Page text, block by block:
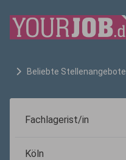
Beliebte Stellenangebote